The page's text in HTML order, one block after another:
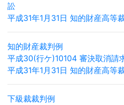
訟
平成31年1月31日 知的財産高等
知的財産裁判例
平成30(行ケ)10104 審決取消請
平成31年1月31日 知的財産高等
下級裁裁判例